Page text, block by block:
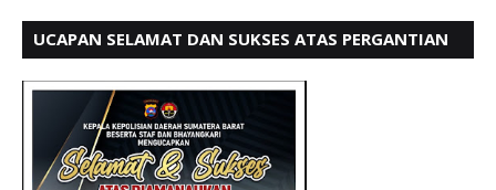
UCAPAN SELAMAT DAN SUKSES ATAS PERGANTIAN